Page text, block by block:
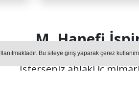
Bu siteye giriş yaparak çerez
M. Hanefi
İsterseniz ahlaki iç